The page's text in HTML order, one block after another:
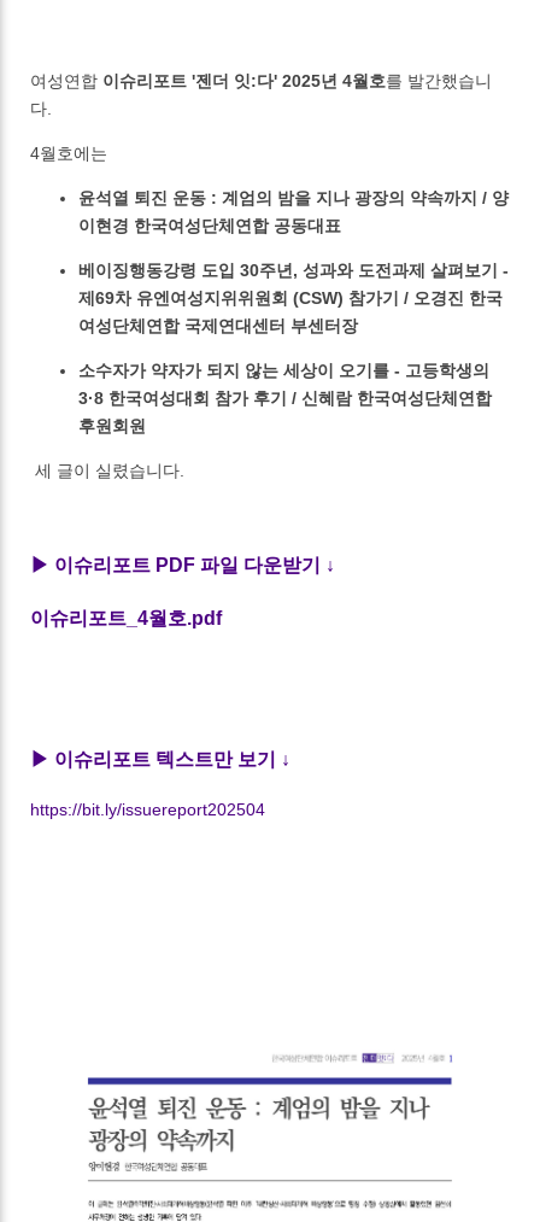
여성연합 이슈리포트 '젠더 잇:다' 2025년 4월호를 발간했습니
다.
4월호에는
윤석열 퇴진 운동 : 계엄의 밤을 지나 광장의 약속까지 / 양
이현경 한국여성단체연합 공동대표
베이징행동강령 도입 30주년, 성과와 도전과제 살펴보기 -
제69차 유엔여성지위위원회 (CSW) 참가기 / 오경진 한국
여성단체연합 국제연대센터 부센터장
소수자가 약자가 되지 않는 세상이 오기를 - 고등학생의
3·8 한국여성대회 참가 후기 / 신혜람 한국여성단체연합
후원회원
세 글이 실렸습니다.
▶ 이슈리포트 PDF 파일 다운받기 ↓
이슈리포트_4월호.pdf
▶ 이슈리포트 텍스트만 보기 ↓
https://bit.ly/issuereport202504